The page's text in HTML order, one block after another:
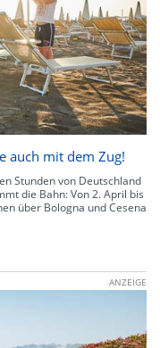
auch mit dem Zug!
Stunden von Deutschland
die Bahn: Von 2. April bis
über Bologna und Cesena
ANZEIGE